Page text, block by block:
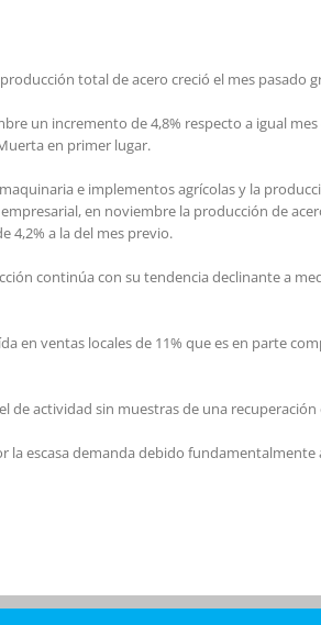
total de acero creció el mes pasado
un incremento de 4,8% respecto a igual
en primer lugar.
e implementos agrícolas y la
en noviembre la producción de
4,2% a la del mes previo.
continúa con su tendencia declinante a
en ventas locales de 11% que es en parte
actividad sin muestras de una recuperación
escasa demanda debido